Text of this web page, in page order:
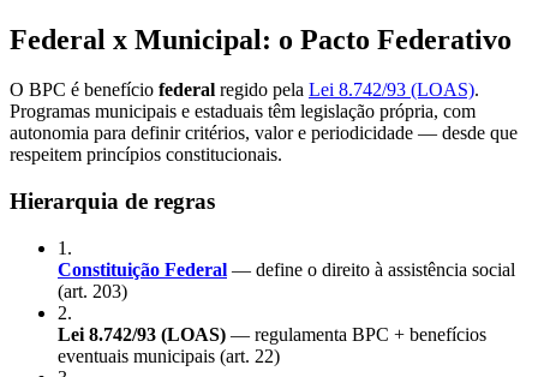
Federal x Municipal: o Pacto Federativo
O BPC é benefício federal regido pela Lei 8.742/93 (LOAS).
Programas municipais e estaduais têm legislação própria, com
autonomia para definir critérios, valor e periodicidade — desde que
respeitem princípios constitucionais.
Hierarquia de regras
1 .
Constituição Federal — define o direito à assistência social
(art. 203)
2.
Lei 8.742/93 (LOAS) — regulamenta BPC + benefícios
eventuais municipais (art. 22)